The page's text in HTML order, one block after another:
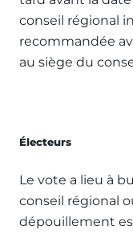
conseil régional
recommandée
au siège du
Électeurs
Le vote a lieu à
conseil régional
dépouillement